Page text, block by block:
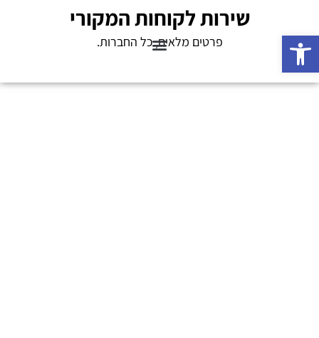
פתח סרגל נגישות
שירות לקוחות המקורי
פרטים מלאים, כל החברות.